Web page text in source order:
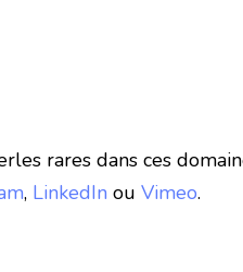
rares dans ces
, LinkedIn ou Vimeo.